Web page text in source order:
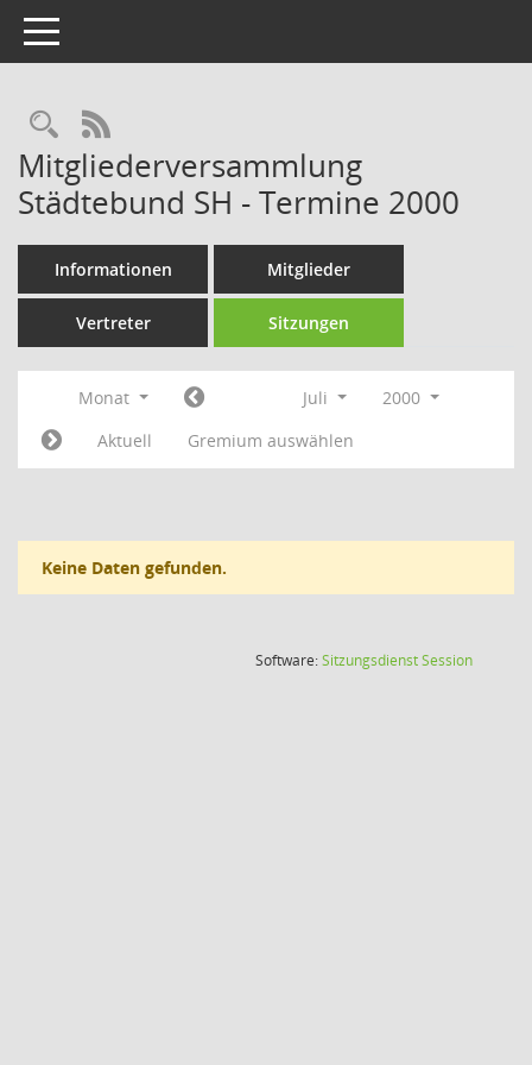
Toggle navigation
Rechercheauswahl
RSS-Feed
Mitgliederversammlung
Städtebund SH - Termine 2000
Informationen Mitglieder
Vertreter Sitzungen
Monat Juli
2000
Aktuell
Gremium auswählen
Keine Daten gefunden.
Software:SitzungsdienstSession(Wird in